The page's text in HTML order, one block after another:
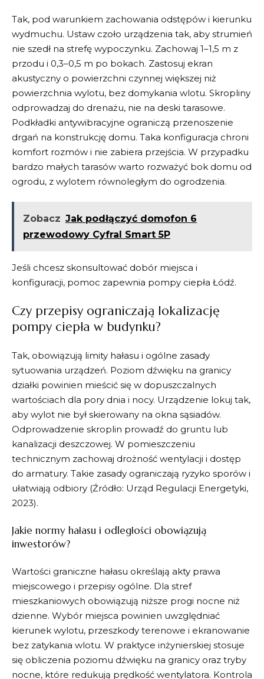
Tak, pod warunkiem zachowania odstępów i kierunku
wydmuchu. Ustaw czoło urządzenia tak, aby strumień
nie szedł na strefę wypoczynku. Zachowaj 1–1,5 m z
przodu i 0,3–0,5 m po bokach. Zastosuj ekran
akustyczny o powierzchni czynnej większej niż
powierzchnia wylotu, bez domykania wlotu. Skropliny
odprowadzaj do drenażu, nie na deski tarasowe.
Podkładki antywibracyjne ograniczą przenoszenie
drgań na konstrukcję domu. Taka konfiguracja chroni
komfort rozmów i nie zabiera przejścia. W przypadku
bardzo małych tarasów warto rozważyć bok domu od
ogrodu, z wylotem równoległym do ogrodzenia.
Zobacz Jak podłączyć domofon 6
przewodowy Cyfral Smart 5P
Jeśli chcesz skonsultować dobór miejsca i
konfiguracji, pomoc zapewnia pompy ciepła Łódź.
Czy przepisy ograniczają lokalizację
pompy ciepła w budynku?
Tak, obowiązują limity hałasu i ogólne zasady
sytuowania urządzeń. Poziom dźwięku na granicy
działki powinien mieścić się w dopuszczalnych
wartościach dla pory dnia i nocy. Urządzenie lokuj tak,
aby wylot nie był skierowany na okna sąsiadów.
Odprowadzenie skroplin prowadź do gruntu lub
kanalizacji deszczowej. W pomieszczeniu
technicznym zachowaj drożność wentylacji i dostęp
do armatury. Takie zasady ograniczają ryzyko sporów i
ułatwiają odbiory (Źródło: Urząd Regulacji Energetyki,
2023).
Jakie normy hałasu i odległości obowiązują
inwestorów?
Wartości graniczne hałasu określają akty prawa
miejscowego i przepisy ogólne. Dla stref
mieszkaniowych obowiązują niższe progi nocne niż
dzienne. Wybór miejsca powinien uwzględniać
kierunek wylotu, przeszkody terenowe i ekranowanie
bez zatykania wlotu. W praktyce inżynierskiej stosuje
się obliczenia poziomu dźwięku na granicy oraz tryby
nocne, które redukują prędkość wentylatora. Kontrola